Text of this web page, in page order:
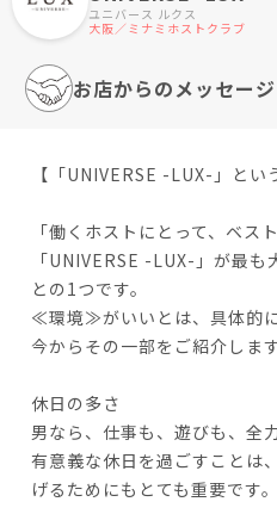
ユニバース ルクス
大阪／ミナミホストクラブ
お店からのメッセージ
【「UNIVERSE -LUX-」とい
「働くホストにとって、ベス
「UNIVERSE -LUX-」が最
との1つです。
≪環境≫がいいとは、具体的
今からその一部をご紹介します
休日の多さ
男なら、仕事も、遊びも、全力
有意義な休日を過ごすことは
げるためにもとても重要です。